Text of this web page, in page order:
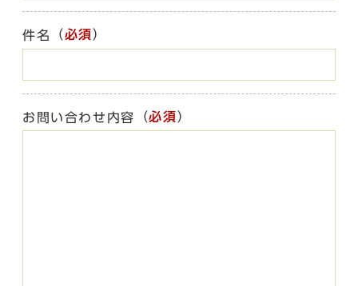
件名 （必須）
お問い合わせ内容 （必須）